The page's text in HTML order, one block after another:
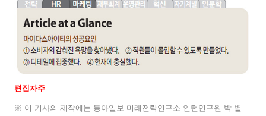
편집자주
※ 이 기사의 제작에는 동아일보 미래전략연구소 인턴연구원 박 별